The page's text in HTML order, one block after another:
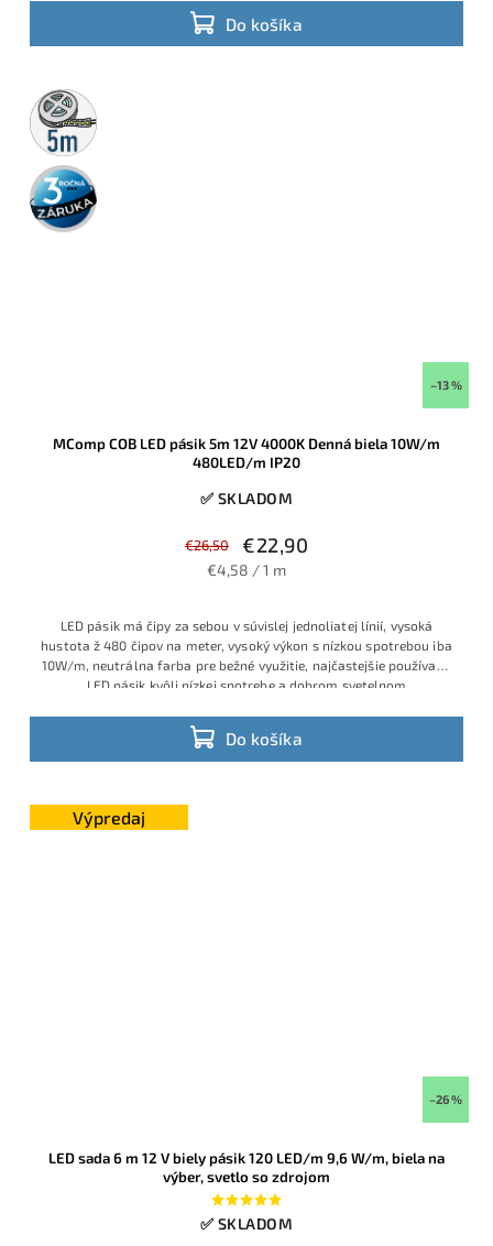
Do košíka
kuchynské linky, kúpeľne aj exteriérové lišty a pergoly.
5m
rolka
3 roky
záruka
–13 %
MComp COB LED pásik 5m 12V 4000K Denná biela 10W/m
480LED/m IP20
✅ SKLADOM
€26,50 €22,90
€4,58 / 1 m
Do košíka
LED pásik má čipy za sebou v súvislej jednoliatej línií, vysoká
hustota ž 480 čipov na meter, vysoký výkon s nízkou spotrebou iba
10W/m, neutrálna farba pre bežné využitie, najčastejšie používaný
LED pásik kvôli nízkej spotrebe a dobrom svetelnom
Výpredaj
–26 %
LED sada 6 m 12 V biely pásik 120 LED/m 9,6 W/m, biela na
výber, svetlo so zdrojom
✅ SKLADOM